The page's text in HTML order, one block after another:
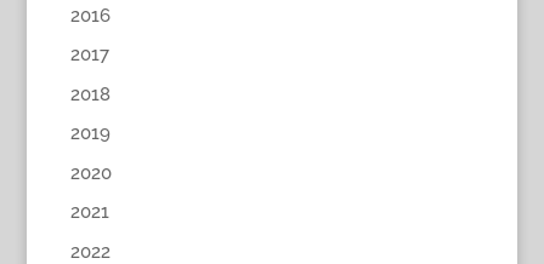
2016
2017
2018
2019
2020
2021
2022